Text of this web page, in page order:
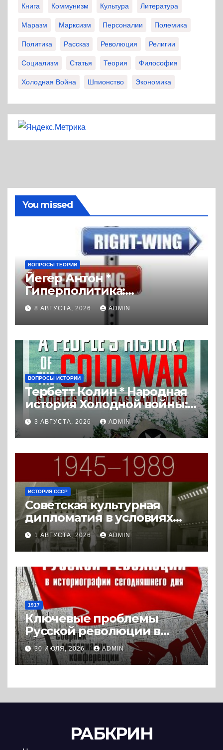
Книга Коммунизм Культура Литература
Маразм Марксизм Персоналии Полемика
Политика Рассказ Революция Религии
Социализм Статья Теория Философия
Холодная Война Шпионство Экономика
You missed
ВОПРОСЫ ТЕОРИИ
Йегер Антон *
Гиперполитика:
Экстремальная
политизация без
политических
последствий (2026) *
Реферат книги
8 АВГУСТА, 2026 ADMIN
ВОПРОСЫ ИСТОРИИ
Тербетт Колин * Народная
история Холодной войны:
истории с Востока и Запада
(2023) * Реферат книги
3 АВГУСТА, 2026 ADMIN
ИСТОРИЯ СССР
Советская культурная
дипломатия в условиях
Холодной войны. 1945-1989.
(2018) * Книга
1 АВГУСТА, 2026 ADMIN
1917
Ключевые проблемы
Русской революции в
историографии
сегодняшнего дня (2024) *
Книга
30 ИЮЛЯ, 2026 ADMIN
РАБКРИН